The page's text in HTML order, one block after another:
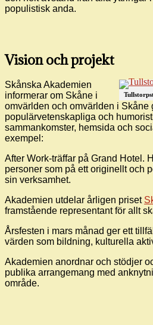
populistisk anda.
Vision och projekt
Skånska Akademien
informerar om Skåne i
omvärlden och omvärlden i Skåne
populärvetenskapliga och
sammankomster, hemsida och
exempel:
After Work-träffar på Grand Hotel.
personer som på ett originellt och
sin verksamhet.
Akademien utdelar årligen priset
framstående representant för allt
Årsfesten i mars månad ger ett
värden som bildning, kulturella
Akademien anordnar och stödjer
publika arrangemang med
område.